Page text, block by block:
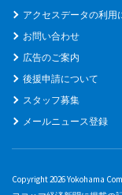
アクセスデータの利用
お問い合わせ
広告のご案内
後援申請について
スタッフ募集
メールニュース登録
Copyright 2026 Yokohama